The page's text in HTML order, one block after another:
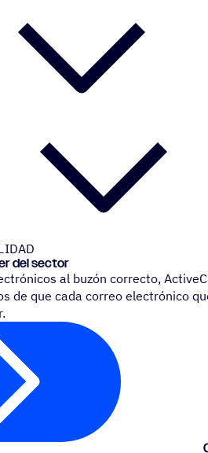
del sector
al buzón correcto,
de que cada correo electrónico